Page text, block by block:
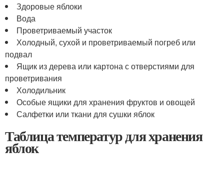
Здоровые яблоки
Вода
Проветриваемый участок
Холодный, сухой и проветриваемый погреб или
подвал
Ящик из дерева или картона с отверстиями для
проветривания
Холодильник
Особые ящики для хранения фруктов и овощей
Салфетки или ткани для сушки яблок
Таблица температур для хранения
яблок